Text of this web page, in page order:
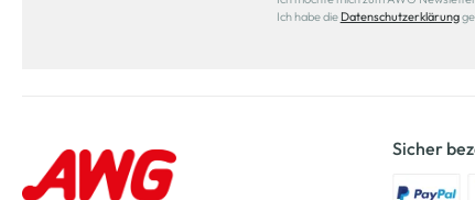
Ich habe die Datenschutzerklärung
Sicher